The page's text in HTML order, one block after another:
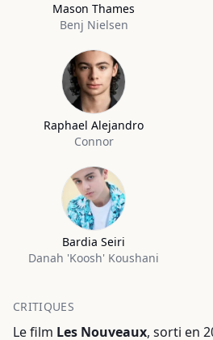
Mason Thames
Benj Nielsen
Raphael Alejandro
Connor
Bardia Seiri
Danah 'Koosh' Koushani
CRITIQUES
Le film Les Nouveaux, sorti en